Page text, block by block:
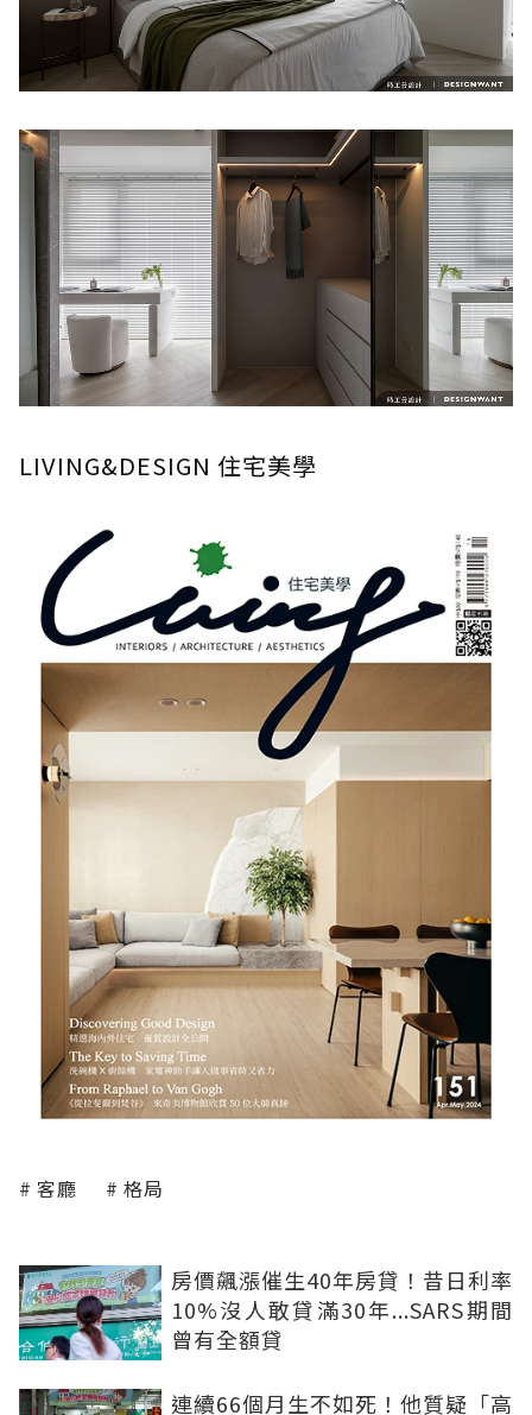
LIVING&DESIGN 住宅美學
客廳 格局
房價飆漲催生40年房貸！昔日利率
10%沒人敢貸滿30年...SARS期間
曾有全額貸
連續66個月生不如死！他質疑「高